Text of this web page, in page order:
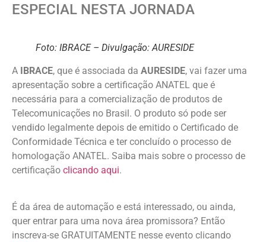
ESPECIAL NESTA JORNADA
Foto: IBRACE – Divulgação: AURESIDE
A IBRACE, que é associada da AURESIDE, vai fazer uma
apresentação sobre a certificação ANATEL que é
necessária para a comercialização de produtos de
Telecomunicações no Brasil. O produto só pode ser
vendido legalmente depois de emitido o Certificado de
Conformidade Técnica e ter concluído o processo de
homologação ANATEL. Saiba mais sobre o processo de
certificação clicando aqui.
É da área de automação e está interessado, ou ainda,
quer entrar para uma nova área promissora? Então
inscreva-se GRATUITAMENTE nesse evento clicando